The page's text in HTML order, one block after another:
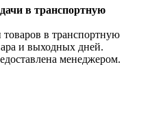
в транспортную
товаров в транспортную
и выходных дней.
менеджером.